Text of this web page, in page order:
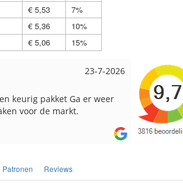
€ 5,53
7%
€ 5,36
10%
€ 5,06 15%
17-7-2026
breigaren en breinaalden
over de service.
Loes uit
Snelle
Patronen Reviews